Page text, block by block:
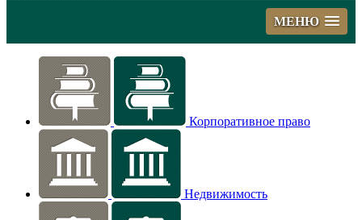
МЕНЮ
Корпоративное право
Недвижимость